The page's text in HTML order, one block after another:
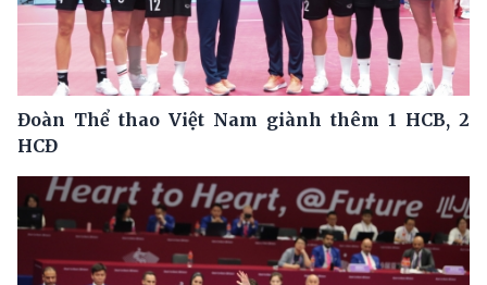
Đoàn Thể thao Việt Nam giành thêm 1 HCB, 2
HCĐ